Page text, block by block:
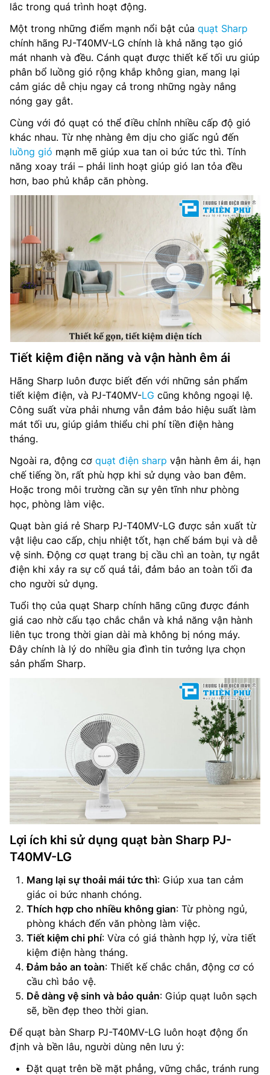
lắc trong quá trình hoạt động.
Một trong những điểm mạnh nổi bật của quạt Sharp
chính hãng PJ-T40MV-LG chính là khả năng tạo gió
mát nhanh và đều. Cánh quạt được thiết kế tối ưu giúp
phân bổ luồng gió rộng khắp không gian, mang lại
cảm giác dễ chịu ngay cả trong những ngày nắng
nóng gay gắt.
Cùng với đó quạt có thể điều chỉnh nhiều cấp độ gió
khác nhau. Từ nhẹ nhàng êm dịu cho giấc ngủ đến
luồng gió mạnh mẽ giúp xua tan oi bức tức thì. Tính
năng xoay trái – phải linh hoạt giúp gió lan tỏa đều
hơn, bao phủ khắp căn phòng.
Tiết kiệm điện năng và vận hành êm ái
Hãng Sharp luôn được biết đến với những sản phẩm
tiết kiệm điện, và PJ-T40MV-LG cũng không ngoại lệ.
Công suất vừa phải nhưng vẫn đảm bảo hiệu suất làm
mát tối ưu, giúp giảm thiểu chi phí tiền điện hàng
tháng.
Ngoài ra, động cơ quạt điện sharp vận hành êm ái, hạn
chế tiếng ồn, rất phù hợp khi sử dụng vào ban đêm.
Hoặc trong môi trường cần sự yên tĩnh như phòng
học, phòng làm việc.
Quạt bàn giá rẻ Sharp PJ-T40MV-LG được sản xuất từ
vật liệu cao cấp, chịu nhiệt tốt, hạn chế bám bụi và dễ
vệ sinh. Động cơ quạt trang bị cầu chì an toàn, tự ngắt
điện khi xảy ra sự cố quá tải, đảm bảo an toàn tối đa
cho người sử dụng.
Tuổi thọ của quạt Sharp chính hãng cũng được đánh
giá cao nhờ cấu tạo chắc chắn và khả năng vận hành
liên tục trong thời gian dài mà không bị nóng máy.
Đây chính là lý do nhiều gia đình tin tưởng lựa chọn
sản phẩm Sharp.
Lợi ích khi sử dụng quạt bàn Sharp PJ-
T40MV-LG
Mang lại sự thoải mái tức thì: Giúp xua tan cảm
giác oi bức nhanh chóng.
Thích hợp cho nhiều không gian: Từ phòng ngủ,
phòng khách đến văn phòng làm việc.
Tiết kiệm chi phí: Vừa có giá thành hợp lý, vừa tiết
kiệm điện hàng tháng.
Đảm bảo an toàn: Thiết kế chắc chắn, động cơ có
cầu chì bảo vệ.
Dễ dàng vệ sinh và bảo quản: Giúp quạt luôn sạch
sẽ, bền đẹp theo thời gian.
Để quạt bàn Sharp PJ-T40MV-LG luôn hoạt động ổn
định và bền lâu, người dùng nên lưu ý:
Đặt quạt trên bề mặt phẳng, vững chắc, tránh rung